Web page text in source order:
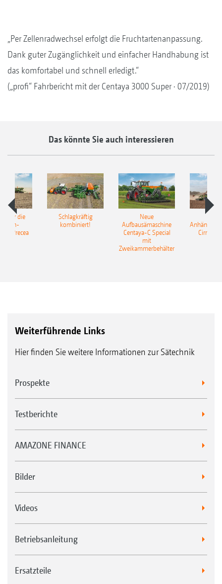
„Per Zellenradwechsel erfolgt die Fruchtartenanpassung.
Dank guter Zugänglichkeit und einfacher Handhabung ist
das komfortabel und schnell erledigt.“
(„profi“ Fahrbericht mit der Centaya 3000 Super · 07/2019)
Das könnte Sie auch interessieren
für die
Precea
Schlagkräftig
kombiniert!
Neue
Aufbausämaschine
Centaya-C Special
mit
Zweikammerbehälter
Cirrus
Weiterführende Links
Hier finden Sie weitere Informationen zur Sätechnik
Prospekte
Testberichte
AMAZONE FINANCE
Bilder
Videos
Betriebsanleitung
Ersatzteile